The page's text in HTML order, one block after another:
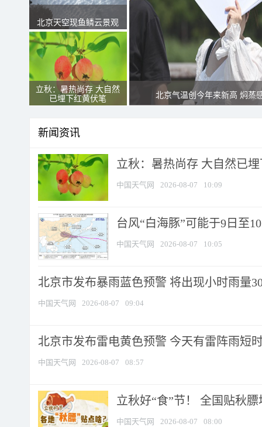
北京天空现鱼鳞云景观
立秋：暑热尚存 大自然
已埋下红黄伏笔
北京气温创今年来新高 焖蒸
新闻资讯
立秋：暑热尚存 大自然已
中国天气网 2026-08-07 10:09
台风“白海豚”可能于9日至
中国天气网 2026-08-07 10:05
北京市发布暴雨蓝色预警 将出现小时雨量
中国天气网 2026-08-07 09:04
北京市发布雷电黄色预警 今天有雷阵雨短
中国天气网 2026-08-07 08:57
立秋好“食”节！ 全国贴秋
中国天气网 2026-08-07 08:00